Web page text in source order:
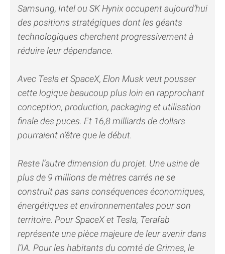
Samsung, Intel ou SK Hynix occupent aujourd’hui
des positions stratégiques dont les géants
technologiques cherchent progressivement à
réduire leur dépendance.
Avec Tesla et SpaceX, Elon Musk veut pousser
cette logique beaucoup plus loin en rapprochant
conception, production, packaging et utilisation
finale des puces. Et 16,8 milliards de dollars
pourraient n’être que le début.
Reste l’autre dimension du projet. Une usine de
plus de 9 millions de mètres carrés ne se
construit pas sans conséquences économiques,
énergétiques et environnementales pour son
territoire. Pour SpaceX et Tesla, Terafab
représente une pièce majeure de leur avenir dans
l’IA. Pour les habitants du comté de Grimes, le